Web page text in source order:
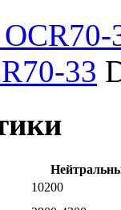
33
10200